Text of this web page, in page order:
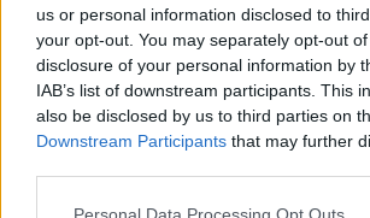
us or personal information disclosed to
your opt-out. You may separately opt-out
disclosure of your personal information by
IAB’s list of downstream participants. This
also be disclosed by us to third parties on
Downstream Participants that may further
Personal Data Processing Opt Outs
Carrefour ČR žádné radioaktivní
7.12.2000 14:36 | PRAHA (EkoList)
Zatím žádný případ hodinek, jejichž pásek by
radioaktivní kobalt 60, neodhalili v ČR
pro jadernou bezpečnost
(SÚJB). SÚJB se
hodinkami Trophy zabývat poté, co v úterý
Mezinárodní agentury pro atomovou energii